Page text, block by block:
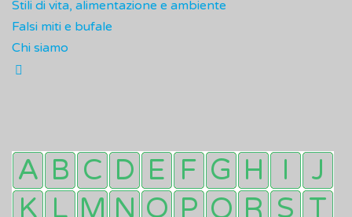
Stili di vita, alimentazione e ambiente
Falsi miti e bufale
Chi siamo